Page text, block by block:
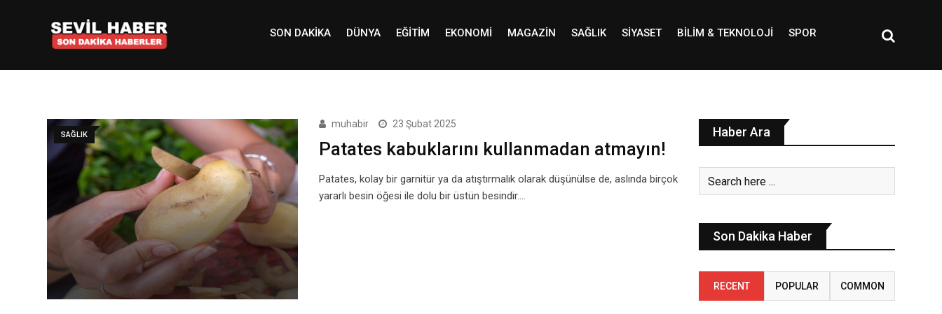
SON DAKIKA DÜNYA EĞITIM EKONOMI MAGAZIN SAĞLIK SIYASET BILIM & TEKNOLOJI SPOR
SAĞLIK
muhabir 23 Şubat 2025
Patates kabuklarını kullanmadan atmayın!
Patates, kolay bir garnitür ya da atıştırmalık olarak düşünülse de, aslında birçok
yararlı besin öğesi ile dolu bir üstün besindir.…
Haber Ara
Son Dakika Haber
RECENT POPULAR COMMON